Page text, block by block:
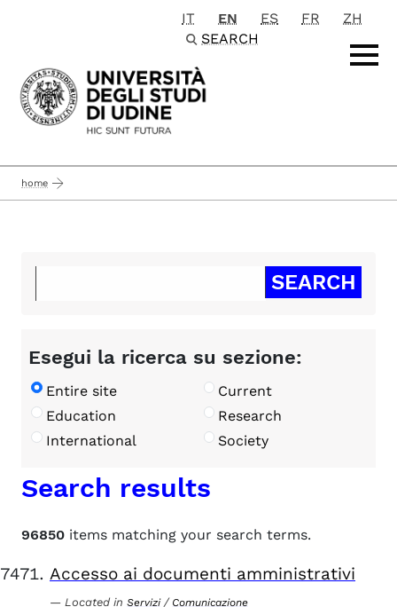
Passa al contenuto principale
IT EN ES FR
ZH
SEARCH
home
Esegui la ricerca su sezione:
Entire site
Current
Education
Research
International
Society
Search results
96850 items matching your search terms.
Accesso ai documenti amministrativi
Located in Servizi / Comunicazione